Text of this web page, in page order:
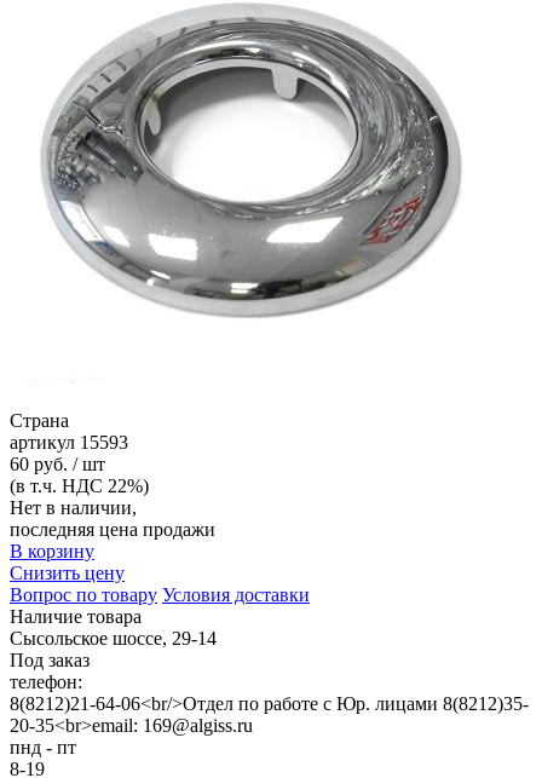
Страна
артикул 15593
60 руб. / шт
(в т.ч. НДС 22%)
Нет в наличии,
последняя цена продажи
В корзину
Снизить цену
Вопрос по товару Условия доставки
Наличие товара
Сысольское шоссе, 29-14
Под заказ
телефон:
8(8212)21-64-06<br/>Отдел по работе с Юр. лицами 8(8212)35-
20-35<br>email: 169@algiss.ru
пнд - пт
8-19